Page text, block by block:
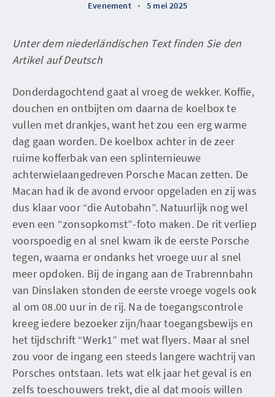
Evenement • 5 mei 2025
Unter dem niederländischen Text finden Sie den
Artikel auf Deutsch
Donderdagochtend gaat al vroeg de wekker. Koffie,
douchen en ontbijten om daarna de koelbox te
vullen met drankjes, want het zou een erg warme
dag gaan worden. De koelbox achter in de zeer
ruime kofferbak van een splinternieuwe
achterwielaangedreven Porsche Macan zetten. De
Macan had ik de avond ervoor opgeladen en zij was
dus klaar voor “die Autobahn”. Natuurlijk nog wel
even een “zonsopkomst”-foto maken. De rit verliep
voorspoedig en al snel kwam ik de eerste Porsche
tegen, waarna er ondanks het vroege uur al snel
meer opdoken. Bij de ingang aan de Trabrennbahn
van Dinslaken stonden de eerste vroege vogels ook
al om 08.00 uur in de rij. Na de toegangscontrole
kreeg iedere bezoeker zijn/haar toegangsbewijs en
het tijdschrift “Werk1” met wat flyers. Maar al snel
zou voor de ingang een steeds langere wachtrij van
Porsches ontstaan. Iets wat elk jaar het geval is en
zelfs toeschouwers trekt, die al dat moois willen